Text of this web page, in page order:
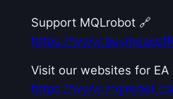
Support MQLrobot 🔗
https://
Visit our websites for EA
https://